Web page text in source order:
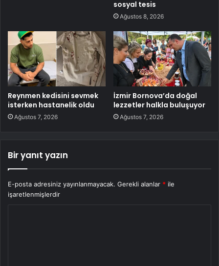
sosyal tesis
Ağustos 8, 2026
Reynmen kedisini sevmek
isterken hastanelik oldu
Ağustos 7, 2026
İzmir Bornova’da doğal
lezzetler halkla buluşuyor
Ağustos 7, 2026
Bir yanıt yazın
E-posta adresiniz yayınlanmayacak. Gerekli alanlar * ile
işaretlenmişlerdir